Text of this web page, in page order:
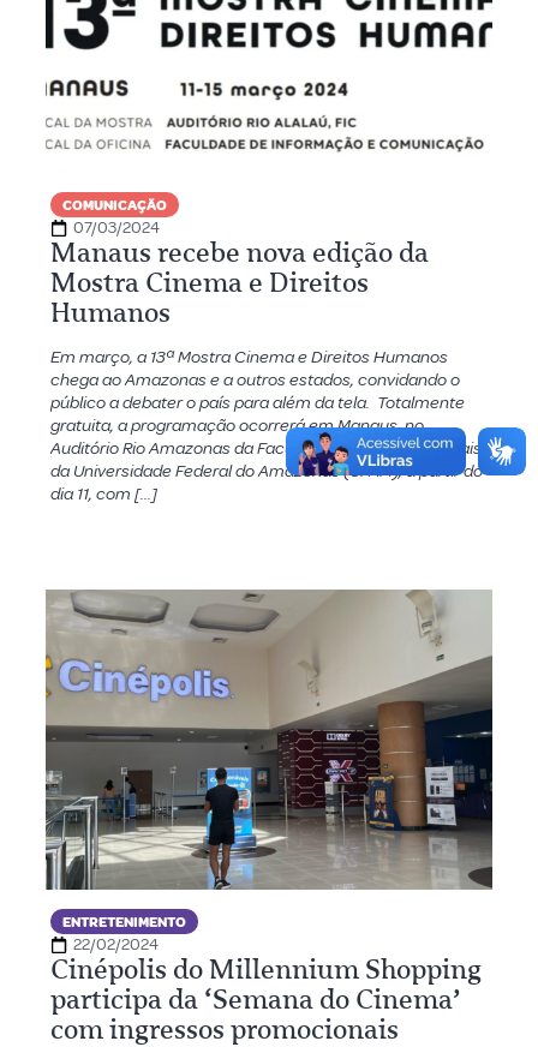
COMUNICAÇÃO
07/03/2024
Manaus recebe nova edição da
Mostra Cinema e Direitos
Humanos
Em março, a 13ª Mostra Cinema e Direitos Humanos
chega ao Amazonas e a outros estados, convidando o
público a debater o país para além da tela. Totalmente
gratuita, a programação ocorrerá em Manaus, no
Auditório Rio Amazonas da Faculdade de Estudos Sociais
da Universidade Federal do Amazonas (UFAM), a partir do
dia 11, com […]
ENTRETENIMENTO
22/02/2024
Cinépolis do Millennium Shopping
participa da ‘Semana do Cinema’
com ingressos promocionais